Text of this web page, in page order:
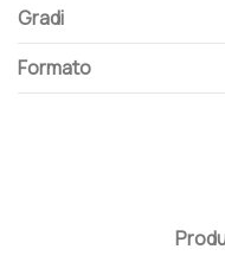
Gradi
Formato